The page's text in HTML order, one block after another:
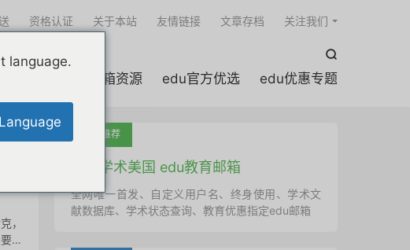

edu邮箱资源 edu官方优选 edu优惠专题
资格认证 关于本站 友情链接 文章存档 关注我们
，
包
吐血推荐
国外学术美国 edu教育邮箱
全网唯一首发、自定义用户名、终身使用、学术文
献数据库、学术状态查询、教育优惠指定edu邮箱
language.